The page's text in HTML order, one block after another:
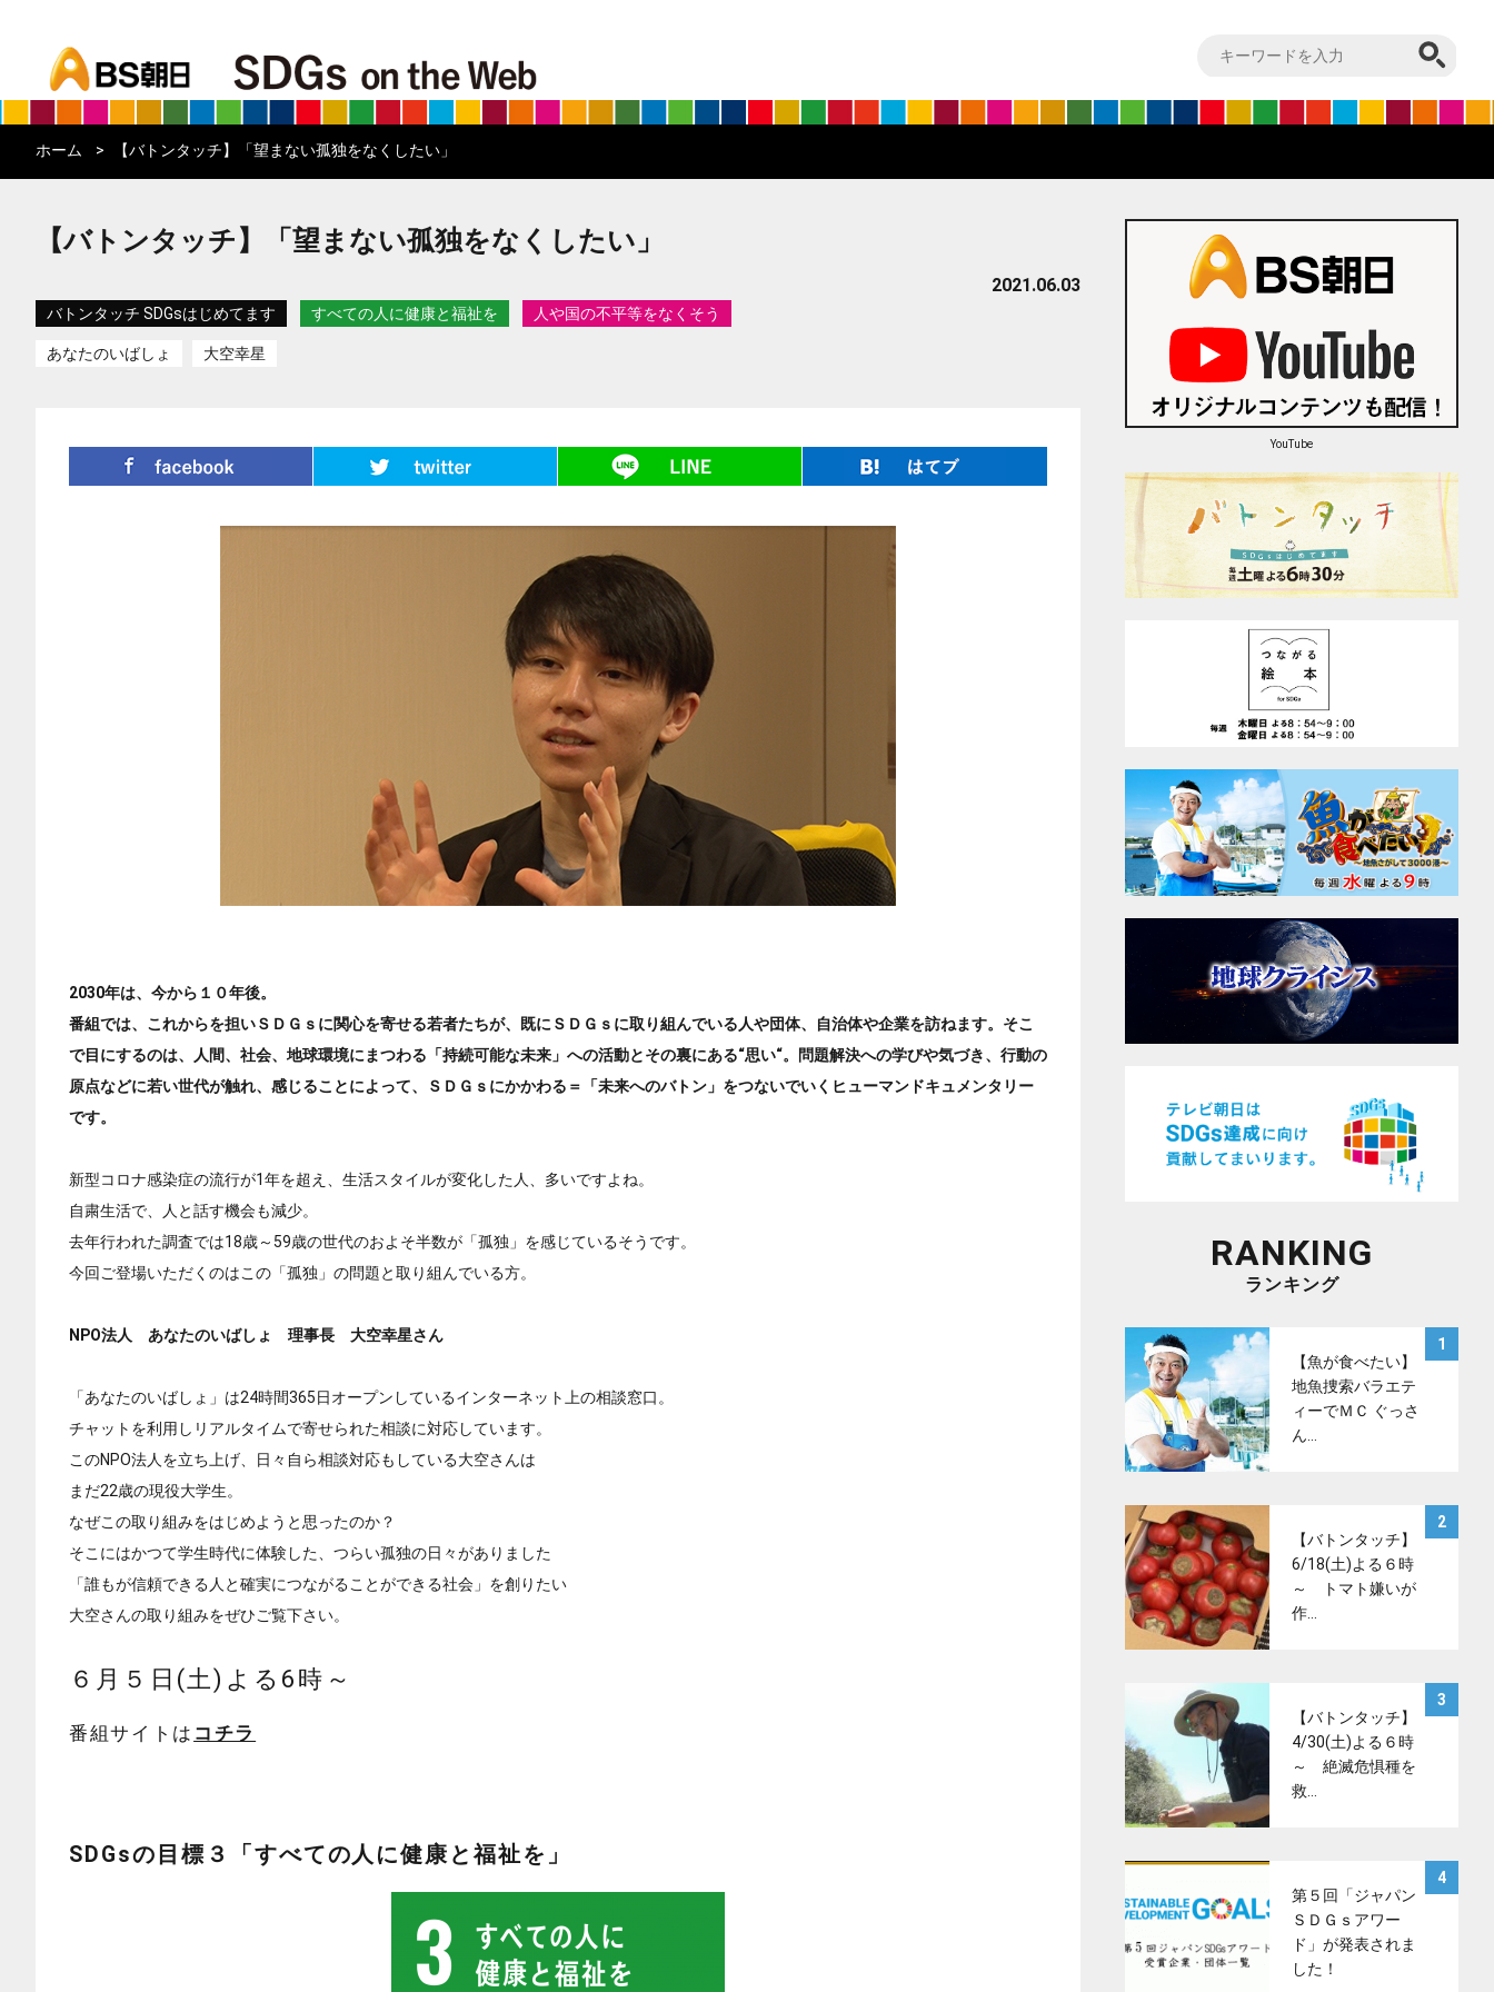
ホーム 【バトンタッチ】「望まない孤独をなくしたい」
【バトンタッチ】「望まない孤独をなくしたい」
2021.06.03
バトンタッチ SDGsはじめてます すべての人に健康と福祉を 人や国の不平等をなくそう
あなたのいばしょ 大空幸星
ツイート
2030年は、今から１０年後。
番組では、これからを担いＳＤＧｓに関心を寄せる若者たちが、既にＳＤＧｓに取り組んでいる人や団体、自治体や企業を訪ねます。そこ
で目にするのは、人間、社会、地球環境にまつわる「持続可能な未来」への活動とその裏にある“思い“。問題解決への学びや気づき、行動の
原点などに若い世代が触れ、感じることによって、ＳＤＧｓにかかわる＝「未来へのバトン」をつないでいくヒューマンドキュメンタリー
です。
新型コロナ感染症の流行が1年を超え、生活スタイルが変化した人、多いですよね。
自粛生活で、人と話す機会も減少。
去年行われた調査では18歳～59歳の世代のおよそ半数が「孤独」を感じているそうです。
今回ご登場いただくのはこの「孤独」の問題と取り組んでいる方。
NPO法人 あなたのいばしょ 理事長 大空幸星さん
「あなたのいばしょ」は24時間365日オープンしているインターネット上の相談窓口。
チャットを利用しリアルタイムで寄せられた相談に対応しています。
このNPO法人を立ち上げ、日々自ら相談対応もしている大空さんは
まだ22歳の現役大学生。
なぜこの取り組みをはじめようと思ったのか？
そこにはかつて学生時代に体験した、つらい孤独の日々がありました
「誰もが信頼できる人と確実につながることができる社会」を創りたい
大空さんの取り組みをぜひご覧下さい。
６月５日(土)よる6時～
番組サイトは コチラ
SDGsの目標３「すべての人に健康と福祉を」
YouTube
RANKING
ランキング
1
【魚が食べたい】
地魚捜索バラエテ
ィーでＭＣ ぐっさ
ん…
2
【バトンタッチ】
6/18(土)よる６時
～ トマト嫌いが
作…
3
【バトンタッチ】
4/30(土)よる６時
～ 絶滅危惧種を
救…
4
第５回「ジャパン
ＳＤＧｓアワー
ド」が発表されま
した！